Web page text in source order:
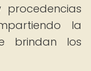
procedencias
la
brindan los